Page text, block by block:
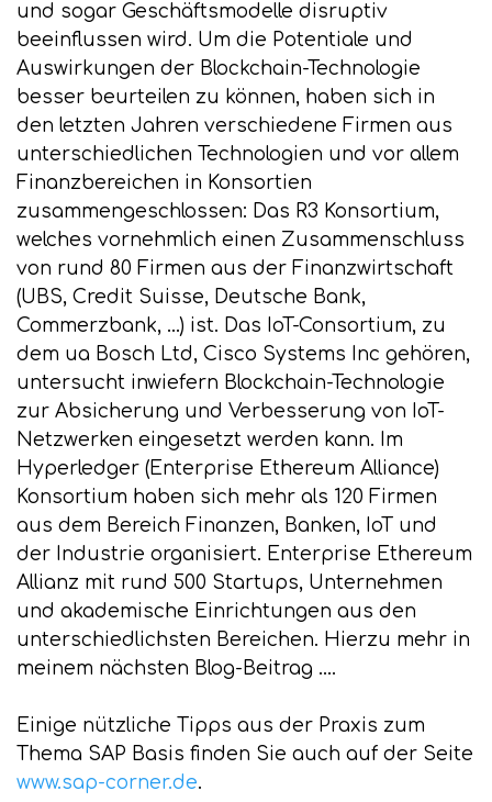
und sogar Geschäftsmodelle disruptiv
beeinflussen wird. Um die Potentiale und
Auswirkungen der Blockchain-Technologie
besser beurteilen zu können, haben sich in
den letzten Jahren verschiedene Firmen aus
unterschiedlichen Technologien und vor allem
Finanzbereichen in Konsortien
zusammengeschlossen: Das R3 Konsortium,
welches vornehmlich einen Zusammenschluss
von rund 80 Firmen aus der Finanzwirtschaft
(UBS, Credit Suisse, Deutsche Bank,
Commerzbank, …) ist. Das IoT-Consortium, zu
dem ua Bosch Ltd, Cisco Systems Inc gehören,
untersucht inwiefern Blockchain-Technologie
zur Absicherung und Verbesserung von IoT-
Netzwerken eingesetzt werden kann. Im
Hyperledger (Enterprise Ethereum Alliance)
Konsortium haben sich mehr als 120 Firmen
aus dem Bereich Finanzen, Banken, IoT und
der Industrie organisiert. Enterprise Ethereum
Allianz mit rund 500 Startups, Unternehmen
und akademische Einrichtungen aus den
unterschiedlichsten Bereichen. Hierzu mehr in
meinem nächsten Blog-Beitrag ....
Einige nützliche Tipps aus der Praxis zum
Thema SAP Basis finden Sie auch auf der Seite
www.sap-corner.de.